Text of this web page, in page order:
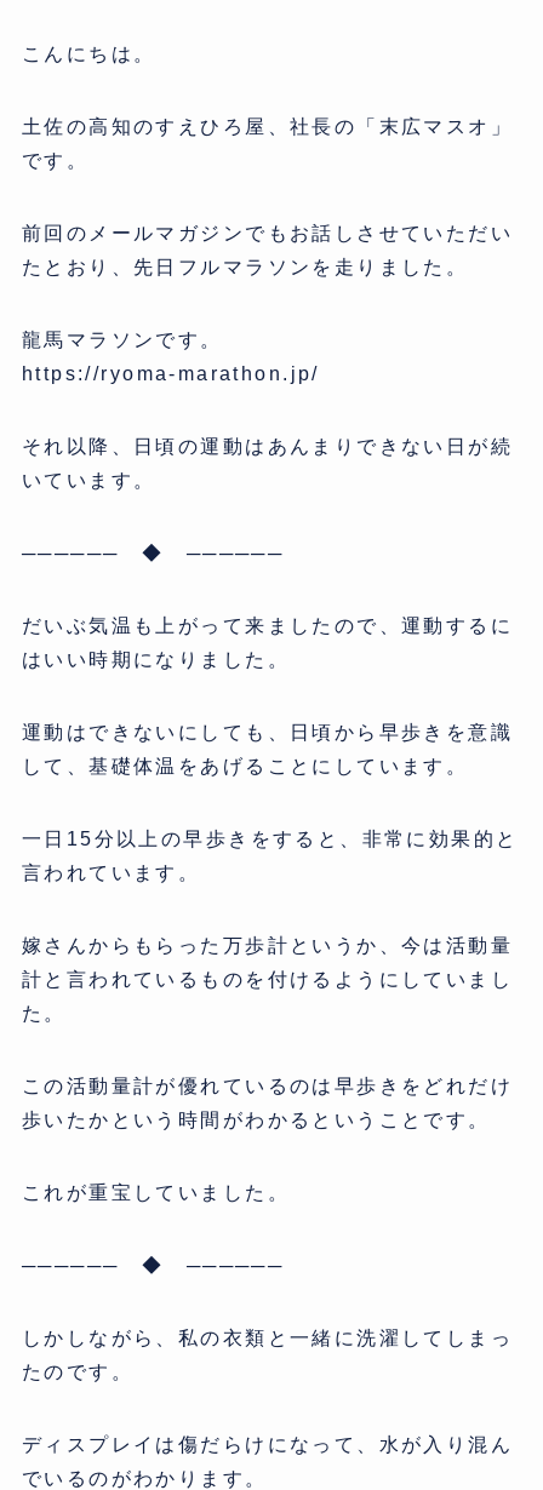
こんにちは。
土佐の高知のすえひろ屋、社長の「末広マスオ」
です。
前回のメールマガジンでもお話しさせていただい
たとおり、先日フルマラソンを走りました。
龍馬マラソンです。
https://ryoma-marathon.jp/
それ以降、日頃の運動はあんまりできない日が続
いています。
────── ◆ ──────
だいぶ気温も上がって来ましたので、運動するに
はいい時期になりました。
運動はできないにしても、日頃から早歩きを意識
して、基礎体温をあげることにしています。
一日15分以上の早歩きをすると、非常に効果的と
言われています。
嫁さんからもらった万歩計というか、今は活動量
計と言われているものを付けるようにしていまし
た。
この活動量計が優れているのは早歩きをどれだけ
歩いたかという時間がわかるということです。
これが重宝していました。
────── ◆ ──────
しかしながら、私の衣類と一緒に洗濯してしまっ
たのです。
ディスプレイは傷だらけになって、水が入り混ん
でいるのがわかります。